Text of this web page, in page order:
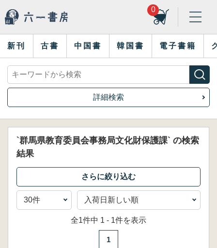
0
新刊 古書 中国書 韓国書 電子書籍
詳細検索
`群馬県教育委員会事務局文化財保護課` の検索
結果
全1件中 1 - 1件を表示
1